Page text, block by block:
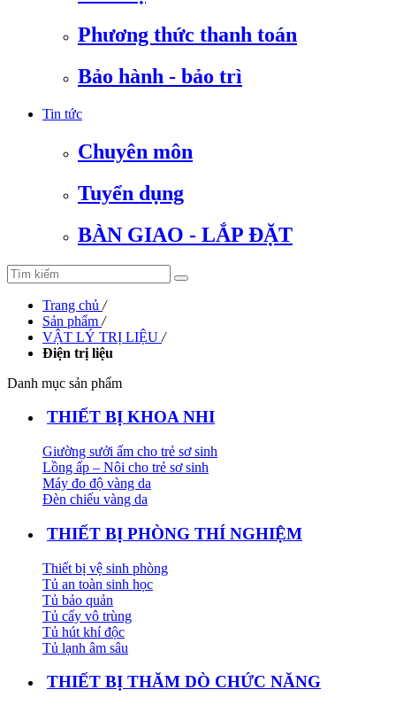
Phương thức thanh toán
Bảo hành - bảo trì
Tin tức
Chuyên môn
Tuyển dụng
BÀN GIAO - LẮP ĐẶT
Trang chủ /
Sản phẩm /
VẬT LÝ TRỊ LIỆU /
Điện trị liệu
Danh mục sản phẩm
THIẾT BỊ KHOA NHI
Giường sưởi ấm cho trẻ sơ sinh
Lồng ấp – Nôi cho trẻ sơ sinh
Máy đo độ vàng da
Đèn chiếu vàng da
THIẾT BỊ PHÒNG THÍ NGHIỆM
Thiết bị vệ sinh phòng
Tủ an toàn sinh học
Tủ bảo quản
Tủ cấy vô trùng
Tủ hút khí độc
Tủ lạnh âm sâu
THIẾT BỊ THĂM DÒ CHỨC NĂNG